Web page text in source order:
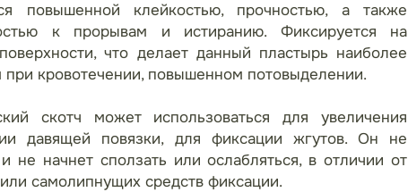
повышенной клейкостью, прочностью, а также
к прорывам и истиранию. Фиксируется на
что делает данный пластырь наиболее
кровотечении, повышенном потовыделении.
скотч может использоваться для увеличения
давящей повязки, для фиксации жгутов. Он не
не начнет сползать или ослабляться, в отличии от
самолипнущих средств фиксации.